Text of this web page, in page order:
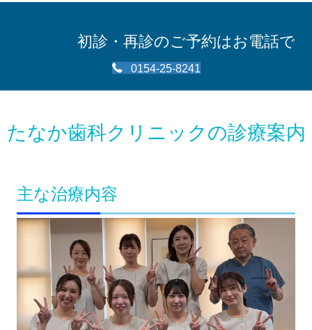
初診・再診のご予約はお電話で
0154-25-8241
たなか歯科クリニックの診療案内
主な治療内容